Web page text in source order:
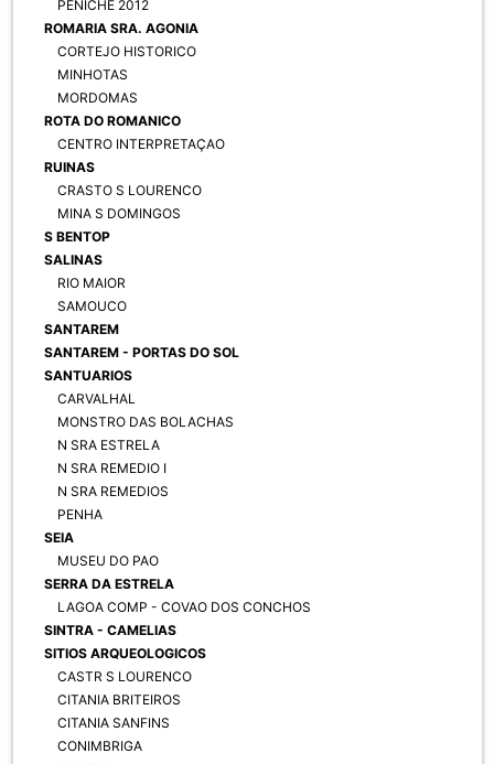
PENICHE 2012
ROMARIA SRA. AGONIA
CORTEJO HISTORICO
MINHOTAS
MORDOMAS
ROTA DO ROMANICO
CENTRO INTERPRETAÇAO
RUINAS
CRASTO S LOURENCO
MINA S DOMINGOS
S BENTOP
SALINAS
RIO MAIOR
SAMOUCO
SANTAREM
SANTAREM - PORTAS DO SOL
SANTUARIOS
CARVALHAL
MONSTRO DAS BOLACHAS
N SRA ESTRELA
N SRA REMEDIO I
N SRA REMEDIOS
PENHA
SEIA
MUSEU DO PAO
SERRA DA ESTRELA
LAGOA COMP - COVAO DOS CONCHOS
SINTRA - CAMELIAS
SITIOS ARQUEOLOGICOS
CASTR S LOURENCO
CITANIA BRITEIROS
CITANIA SANFINS
CONIMBRIGA